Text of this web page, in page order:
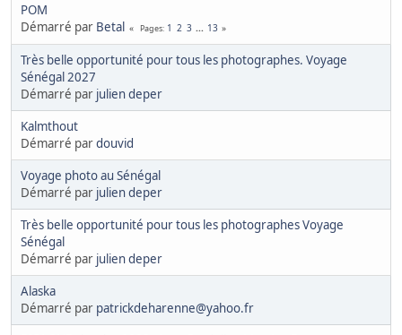
POM
Démarré par Betal Pages 1 2 3 ... 13
Très belle opportunité pour tous les photographes. Voyage
Sénégal 2027
Démarré par julien deper
Kalmthout
Démarré pardouvid
Voyage photo au Sénégal
Démarré par julien deper
Très belle opportunité pour tous les photographes Voyage
Sénégal
Démarré par julien deper
Alaska
Démarré par patrickdeharenne@yahoo.fr